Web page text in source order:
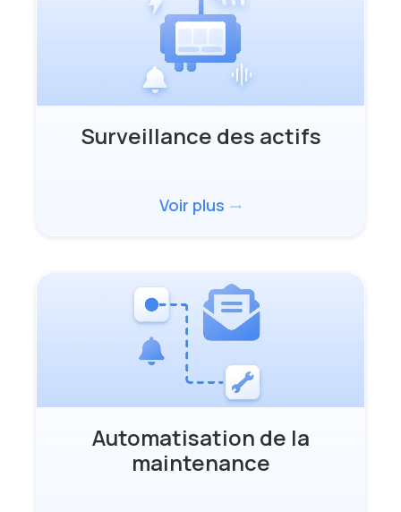
Surveillance des actifs
Voir plus trending_flat
Automatisation de la
maintenance